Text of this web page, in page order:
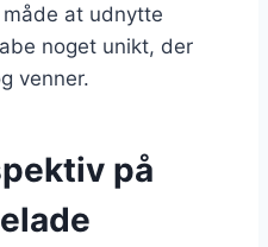
at udnytte
noget unikt, der
venner.
på